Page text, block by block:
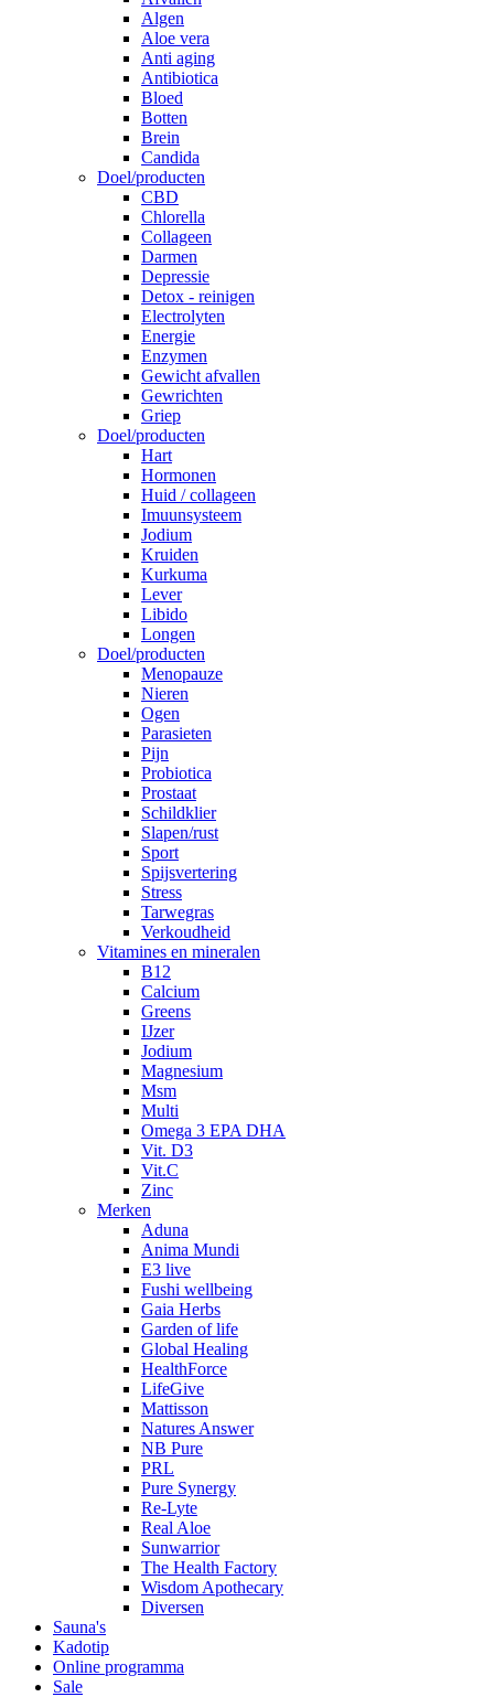
Algen
Aloe vera
Anti aging
Antibiotica
Bloed
Botten
Brein
Candida
Doel/producten
CBD
Chlorella
Collageen
Darmen
Depressie
Detox - reinigen
Electrolyten
Energie
Enzymen
Gewicht afvallen
Gewrichten
Griep
Doel/producten
Hart
Hormonen
Huid / collageen
Imuunsysteem
Jodium
Kruiden
Kurkuma
Lever
Libido
Longen
Doel/producten
Menopauze
Nieren
Ogen
Parasieten
Pijn
Probiotica
Prostaat
Schildklier
Slapen/rust
Sport
Spijsvertering
Stress
Tarwegras
Verkoudheid
Vitamines en mineralen
B12
Calcium
Greens
IJzer
Jodium
Magnesium
Msm
Multi
Omega 3 EPA DHA
Vit. D3
Vit.C
Zinc
Merken
Aduna
Anima Mundi
E3 live
Fushi wellbeing
Gaia Herbs
Garden of life
Global Healing
HealthForce
LifeGive
Mattisson
Natures Answer
NB Pure
PRL
Pure Synergy
Re-Lyte
Real Aloe
Sunwarrior
The Health Factory
Wisdom Apothecary
Diversen
Sauna's
Kadotip
Online programma
Sale